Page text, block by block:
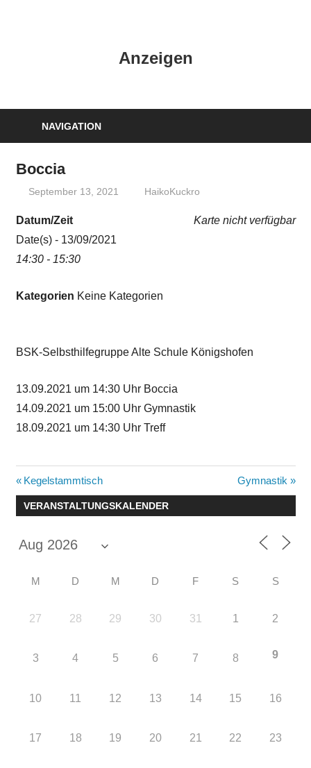
Anzeigen
NAVIGATION
Boccia
September 13, 2021 HaikoKuckro
Karte nicht verfügbar
Datum/Zeit
Date(s) - 13/09/2021
14:30 - 15:30
Kategorien Keine Kategorien
BSK-Selbsthilfegruppe Alte Schule Königshofen
13.09.2021 um 14:30 Uhr Boccia
14.09.2021 um 15:00 Uhr Gymnastik
18.09.2021 um 14:30 Uhr Treff
Beitragsnavigation
Vorheriger
Beitrag:
Kegelstammtisch
Nächster
Beitrag:
Gymnastik
VERANSTALTUNGSKALENDER
M D M D F S S
27 28 29 30 31 1 2
3 4 5 6 7 8 9
10 11 12 13 14 15 16
17 18 19 20 21 22 23